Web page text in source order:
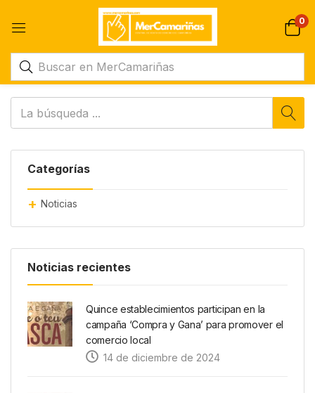
0
Categorías
Noticias
Noticias recientes
Quince establecimientos participan en la
campaña ‘Compra y Gana’ para promover el
comercio local
14 de diciembre de 2024